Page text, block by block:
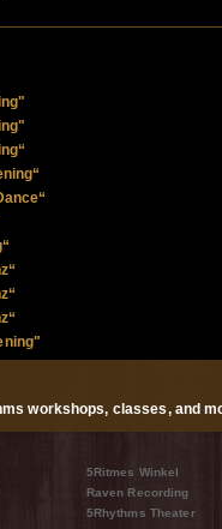
„Midsommar's
Dance
workshops, classes, and
5Ritmes Winkel
Raven Recording
5Rhythms Theater